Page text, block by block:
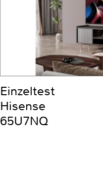
Einzeltest
Hisense
65U7NQ